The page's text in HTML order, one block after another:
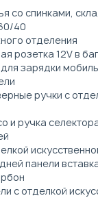
со спинками,
40
отделения
розетка 12V в
зарядки
ручки с
и ручка
панели
с отделкой